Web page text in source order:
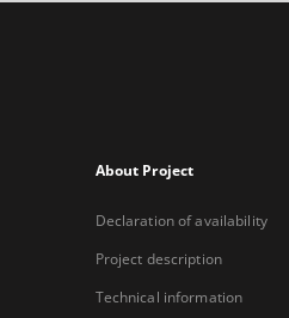
About Project
Declaration of availability
Project description
Technical information